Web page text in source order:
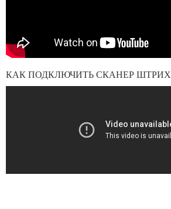
КАК ПОДКЛЮЧИТЬ СКАНЕР